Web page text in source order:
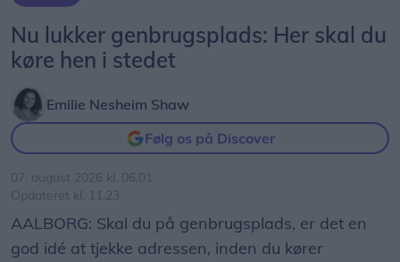
Nu lukker genbrugsplads: Her skal du
køre hen i stedet
Emilie Nesheim Shaw
Følg os på Discover
07. august 2026 kl. 06.01
Opdateret kl. 11.23
AALBORG: Skal du på genbrugsplads, er det en
god idé at tjekke adressen, inden du kører